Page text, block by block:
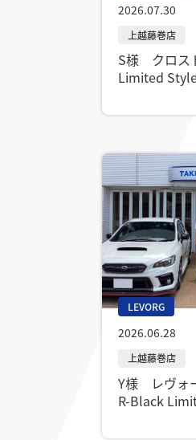
2026.07.30
S様 クロス
Limited
LEVORG
2026.06.28
Y様 レヴォ
R-Black